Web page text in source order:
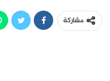
مشاركة